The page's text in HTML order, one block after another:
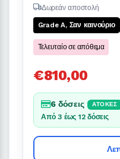
Δωρεάν αποστολή
Grade A, Σαν καινούριο
Τελευταίο σε απόθεμα
€810,00
6 δόσεις ΆΤΟΚΕΣ
Από 3 έως 12 δόσεις